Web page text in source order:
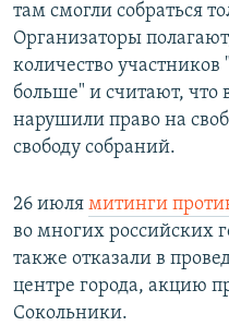
там смогли собраться
Организаторы
количество
больше" и считают, что
нарушили право на
свободу собраний.
26 июля митинги
во многих российских
также отказали в
центре города, акцию
Сокольники.